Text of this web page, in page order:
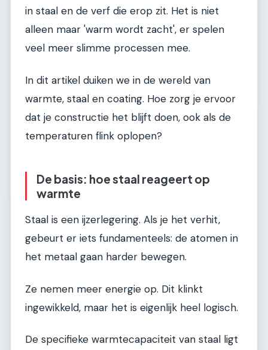
in staal en de verf die erop zit. Het is niet
alleen maar 'warm wordt zacht', er spelen
veel meer slimme processen mee.
In dit artikel duiken we in de wereld van
warmte, staal en coating. Hoe zorg je ervoor
dat je constructie het blijft doen, ook als de
temperaturen flink oplopen?
De basis: hoe staal reageert op
warmte
Staal is een ijzerlegering. Als je het verhit,
gebeurt er iets fundamenteels: de atomen in
het metaal gaan harder bewegen.
Ze nemen meer energie op. Dit klinkt
ingewikkeld, maar het is eigenlijk heel logisch.
De specifieke warmtecapaciteit van staal ligt